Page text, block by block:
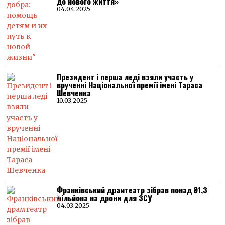
04.04.2025
Президент і перша леді взяли участь у
врученні Національної премії імені Тараса
Шевченка
10.03.2025
Франківський драмтеатр зібрав понад ₴1,3
мільйона на дрони для ЗСУ
04.03.2025